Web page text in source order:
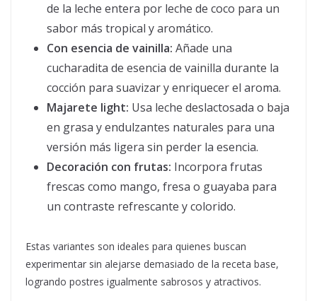
de la leche entera por leche de coco para un
sabor más tropical y aromático.
Con esencia de vainilla: Añade una
cucharadita de esencia de vainilla durante la
cocción para suavizar y enriquecer el aroma.
Majarete light: Usa leche deslactosada o baja
en grasa y endulzantes naturales para una
versión más ligera sin perder la esencia.
Decoración con frutas: Incorpora frutas
frescas como mango, fresa o guayaba para
un contraste refrescante y colorido.
Estas variantes son ideales para quienes buscan
experimentar sin alejarse demasiado de la receta base,
logrando postres igualmente sabrosos y atractivos.